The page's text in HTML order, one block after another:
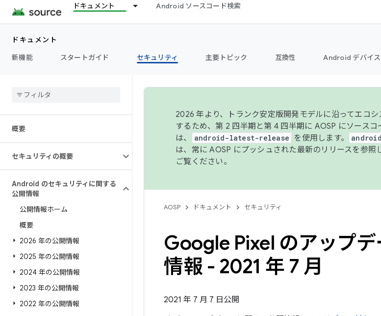
ドキュメント Android ソースコード検索
ドキュメント
新機能
スタートガイド セキュリティ 主要トピック 互換性 Android デバイス
概要
セキュリティの概要
Android のセキュリティに関する
公開情報
公開情報ホーム
概要
2026 年の公開情報
2025 年の公開情報
2024 年の公開情報
2023 年の公開情報
2022 年の公開情報
2026 年より、トランク安定版開発モデルに沿ってエコ
するため、第 2 四半期と第 4 四半期に AOSP にソース
は、
android-latest-release を使用します。
は、常に AOSP にプッシュされた最新のリリースを参照
ご覧ください。
AOSP ドキュメント セキュリティ
Google Pixel のアップ
情報 - 2021 年 7 月
2021 年 7 月 7 日公開